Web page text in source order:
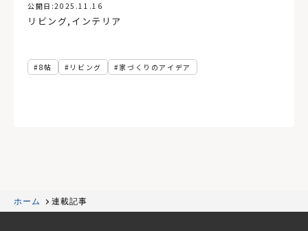
公開日:2025.11.16
リビング, インテリア
8帖 リビング 家づくりのアイデア
ホーム 連載記事